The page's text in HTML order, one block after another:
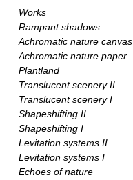
Works
Rampant shadows
Achromatic nature canvas
Achromatic nature paper
Plantland
Translucent scenery II
Translucent scenery I
Shapeshifting II
Shapeshifting I
Levitation systems II
Levitation systems I
Echoes of nature